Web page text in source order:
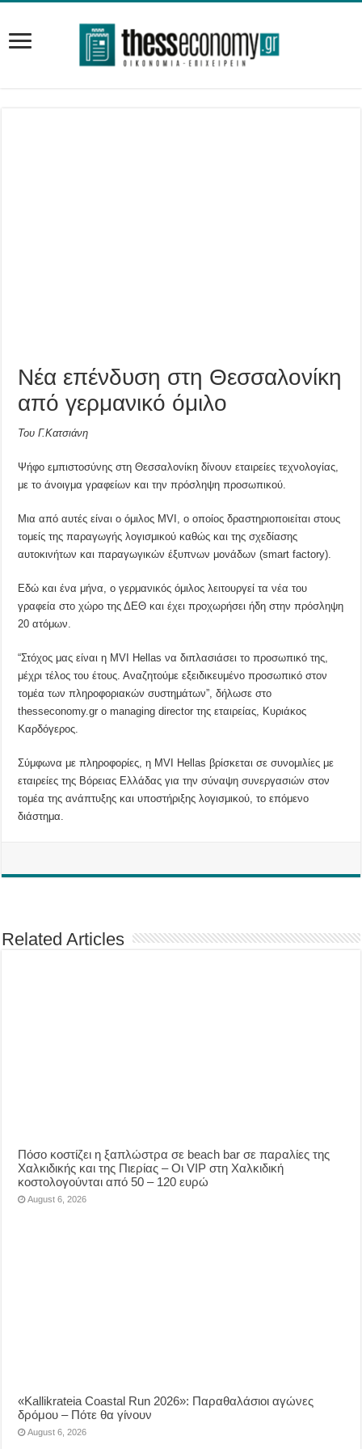
Νέα επένδυση στη Θεσσαλονίκη
από γερμανικό όμιλο
Του Γ.Κατσιάνη
Ψήφο εμπιστοσύνης στη Θεσσαλονίκη δίνουν εταιρείες τεχνολογίας,
με το άνοιγμα γραφείων και την πρόσληψη προσωπικού.
Μια από αυτές είναι ο όμιλος MVI, ο οποίος δραστηριοποιείται στους
τομείς της παραγωγής λογισμικού καθώς και της σχεδίασης
αυτοκινήτων και παραγωγικών έξυπνων μονάδων (smart factory).
Εδώ και ένα μήνα, ο γερμανικός όμιλος λειτουργεί τα νέα του
γραφεία στο χώρο της ΔΕΘ και έχει προχωρήσει ήδη στην πρόσληψη
20 ατόμων.
“Στόχος μας είναι η MVI Hellas να διπλασιάσει το προσωπικό της,
μέχρι τέλος του έτους. Αναζητούμε εξειδικευμένο προσωπικό στον
τομέα των πληροφοριακών συστημάτων”, δήλωσε στο
thesseconomy.gr ο managing director της εταιρείας, Κυριάκος
Καρδόγερος.
Σύμφωνα με πληροφορίες, η MVI Hellas βρίσκεται σε συνομιλίες με
εταιρείες της Βόρειας Ελλάδας για την σύναψη συνεργασιών στον
τομέα της ανάπτυξης και υποστήριξης λογισμικού, το επόμενο
διάστημα.
Related Articles
Πόσο κοστίζει η ξαπλώστρα σε beach bar σε παραλίες της
Χαλκιδικής και της Πιερίας – Οι VIP στη Χαλκιδική
κοστολογούνται από 50 – 120 ευρώ
August 6, 2026
«Kallikrateia Coastal Run 2026»: Παραθαλάσιοι αγώνες
δρόμου – Πότε θα γίνουν
August 6, 2026